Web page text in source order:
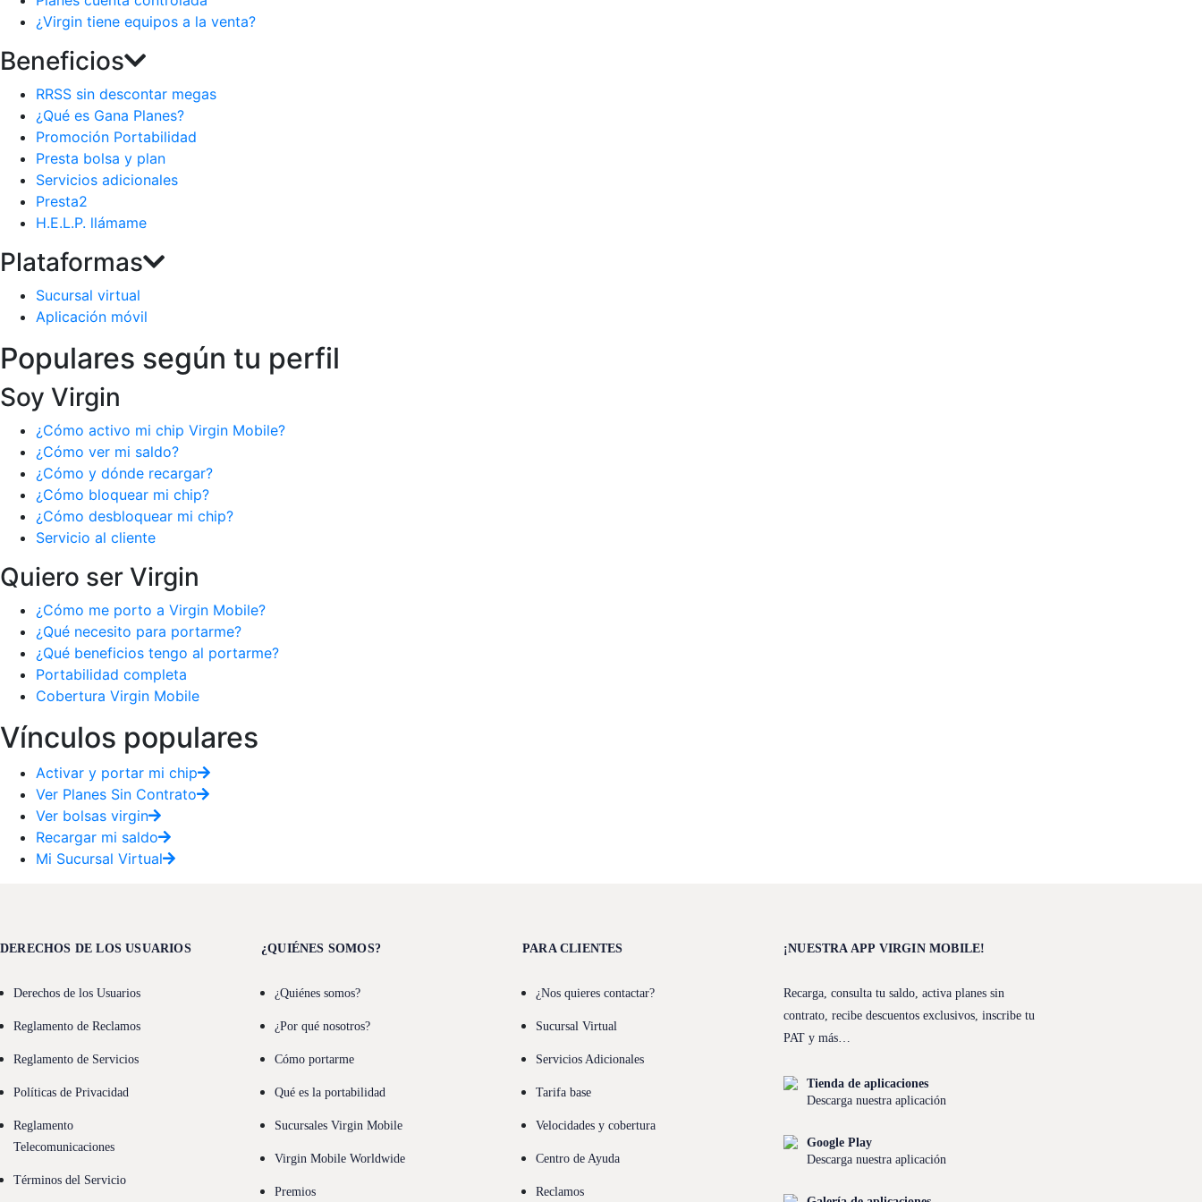
¿Virgin tiene equipos a la venta?
Beneficios
RRSS sin descontar megas
¿Qué es Gana Planes?
Promoción Portabilidad
Presta bolsa y plan
Servicios adicionales
Presta2
H.E.L.P. llámame
Plataformas
Sucursal virtual
Aplicación móvil
Populares según tu perfil
Soy Virgin
¿Cómo activo mi chip Virgin Mobile?
¿Cómo ver mi saldo?
¿Cómo y dónde recargar?
¿Cómo bloquear mi chip?
¿Cómo desbloquear mi chip?
Servicio al cliente
Quiero ser Virgin
¿Cómo me porto a Virgin Mobile?
¿Qué necesito para portarme?
¿Qué beneficios tengo al portarme?
Portabilidad completa
Cobertura Virgin Mobile
Vínculos populares
Activar y portar mi chip
Ver Planes Sin Contrato
Ver bolsas virgin
Recargar mi saldo
Mi Sucursal Virtual
DERECHOS DE LOS USUARIOS
Derechos de los Usuarios
Reglamento de Reclamos
Reglamento de Servicios
Políticas de Privacidad
Reglamento
Telecomunicaciones
Términos del Servicio
¿QUIÉNES SOMOS?
¿Quiénes somos?
¿Por qué nosotros?
Cómo portarme
Qué es la portabilidad
Sucursales Virgin Mobile
Virgin Mobile Worldwide
Premios
PARA CLIENTES
¿Nos quieres contactar?
Sucursal Virtual
Servicios Adicionales
Tarifa base
Velocidades y cobertura
Centro de Ayuda
Reclamos
¡NUESTRA APP VIRGIN MOBILE!
Recarga, consulta tu saldo, activa planes sin
contrato, recibe descuentos exclusivos, inscribe tu
PAT y más…
Tienda de aplicaciones
Descarga nuestra aplicación
Google Play
Descarga nuestra aplicación